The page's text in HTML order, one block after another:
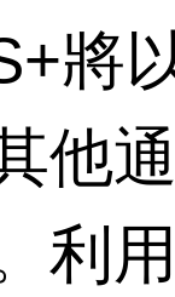
將
他
利